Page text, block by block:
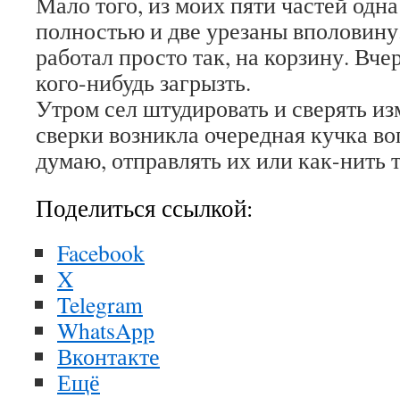
полностью и две урезаны
работал просто так, на корзину.
кого-нибудь загрызть.
Утром сел штудировать и сверять
сверки возникла очередная кучка
думаю, отправлять их или как-нить
Поделиться ссылкой:
Facebook
X
Telegram
WhatsApp
Вконтакте
Ещё